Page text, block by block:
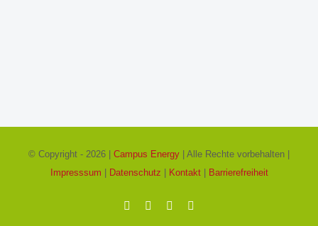
© Copyright - 2026 | Campus Energy | Alle Rechte vorbehalten |
Impresssum
Datenschutz Kontakt| Barrierefreiheit
Facebook Instagram